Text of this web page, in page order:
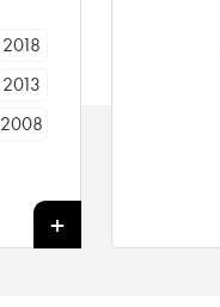
2018
2013
2008
1998
1993